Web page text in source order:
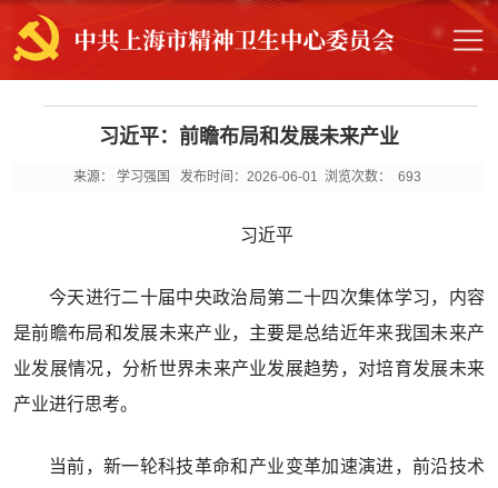
习近平：前瞻布局和发展未来产业
来源： 学习强国 发布时间：2026-06-01 浏览次数： 693
习近平
今天进行二十届中央政治局第二十四次集体学习，内容
是前瞻布局和发展未来产业，主要是总结近年来我国未来产
业发展情况，分析世界未来产业发展趋势，对培育发展未来
产业进行思考。
当前，新一轮科技革命和产业变革加速演进，前沿技术